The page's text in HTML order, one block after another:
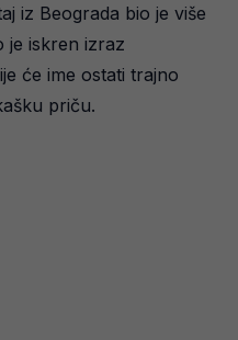
iz Beograda bio je više
je iskren izraz
će ime ostati trajno
priču.